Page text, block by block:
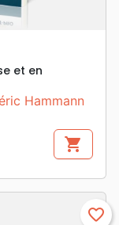
et en
Hammann
shopping_cart
favorite_border